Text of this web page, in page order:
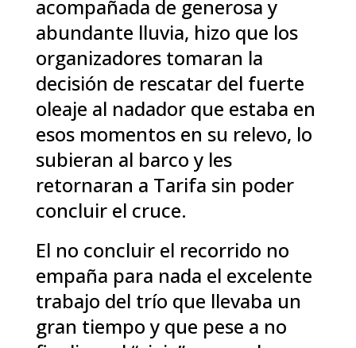
acompañada de generosa y
abundante lluvia, hizo que los
organizadores tomaran la
decisión de rescatar del fuerte
oleaje al nadador que estaba en
esos momentos en su relevo, lo
subieran al barco y les
retornaran a Tarifa sin poder
concluir el cruce.
El no concluir el recorrido no
empaña para nada el excelente
trabajo del trío que llevaba un
gran tiempo y que pese a no